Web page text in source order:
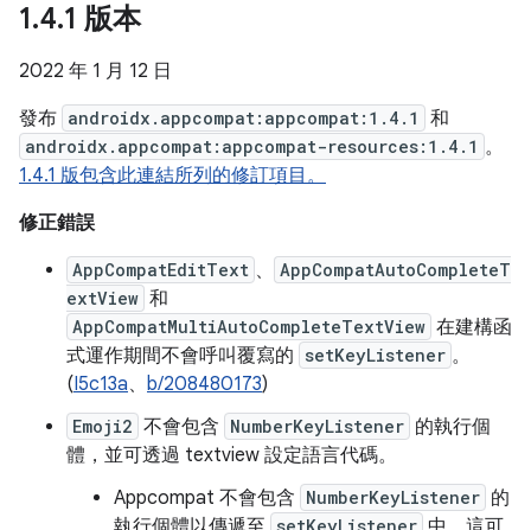
1.4.1 版本
2022 年 1 月 12 日
發布 androidx.appcompat:appcompat:1.4.1 和
androidx.appcompat:appcompat-resources:1.4.1 。
1.4.1 版包含此連結所列的修訂項目。
修正錯誤
AppCompatEditText 、
AppCompatAutoCompleteT
extView 和
AppCompatMultiAutoCompleteTextView 在建構函
式運作期間不會呼叫覆寫的 setKeyListener 。
(I5c13a、 b/208480173)
Emoji2 不會包含 NumberKeyListener 的執行個
體，並可透過 textview 設定語言代碼。
Appcompat 不會包含 NumberKeyListener 的